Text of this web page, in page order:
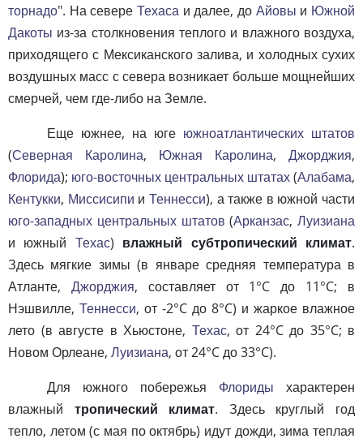
торнадо". На севере Техаса и далее, до Айовы и Южной
Дакоты из-за столкновения теплого и влажного воздуха,
приходящего с Мексиканского залива, и холодных сухих
воздушных масс с севера возникает больше мощнейших
смерчей, чем где-либо на Земле.
Еще южнее, на юге южноатлантических штатов
(Северная Каролина, Южная Каролина, Джорджия,
Флорида); юго-восточных центральных штатах(Алабама,
Кентукки, Миссисипи и Теннесси), а также в южной части
юго-западных центральных штатов (Арканзас, Луизиана
и южный Техас) влажный субтропический климат.
Здесь мягкие зимы (в январе средняя температура в
Атланте, Джорджия, составляет от 1°C до 11°C; в
Нэшвилле, Теннесси, от -2°C до 8°C) и жаркое влажное
лето (в августе в Хьюстоне, Техас, от 24°C до 35°C; в
Новом Орлеане, Луизиана, от 24°C до 33°C).
Для южного побережья Флориды характерен
влажный тропический климат. Здесь круглый год
тепло, летом (с мая по октябрь) идут дожди, зима теплая